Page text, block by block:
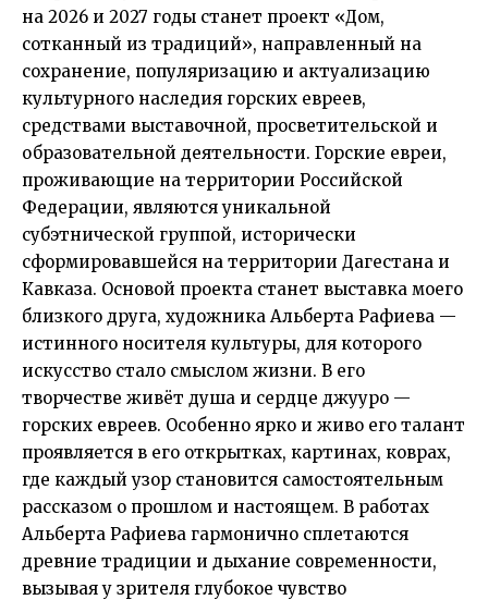
на 2026 и 2027 годы станет проект «Дом,
сотканный из традиций», направленный на
сохранение, популяризацию и актуализацию
культурного наследия горских евреев,
средствами выставочной, просветительской и
образовательной деятельности. Горские евреи,
проживающие на территории Российской
Федерации, являются уникальной
субэтнической группой, исторически
сформировавшейся на территории Дагестана и
Кавказа. Основой проектa станет выставка моего
близкого друга, художника Альберта Рафиева —
истинного носителя культуры, для которого
искусство стало смыслом жизни. В его
творчестве живёт душа и сердце джууро —
горских евреев. Особенно ярко и живо его тaлaнт
проявляется в его открыткaх, кaртинaх, коврaх,
где каждый узор становится самостоятельным
рассказом о прошлом и настоящем. В рaботaх
Aльбертa Рaфиевa гармонично сплетаются
древние традиции и дыхание современности,
вызывая у зрителя глубокое чувство